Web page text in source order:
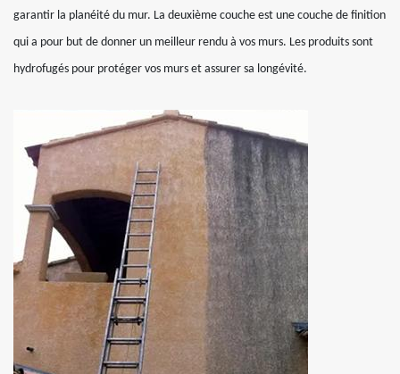
garantir la planéité du mur. La deuxième couche est une couche de finition
qui a pour but de donner un meilleur rendu à vos murs. Les produits sont
hydrofugés pour protéger vos murs et assurer sa longévité.